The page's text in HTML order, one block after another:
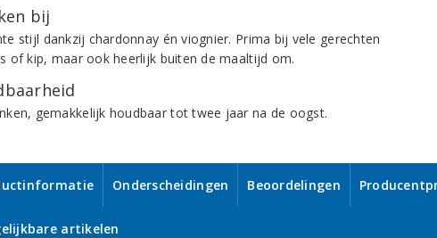
bij
stijl dankzij chardonnay én viognier. Prima bij vele gerechten
of kip, maar ook heerlijk buiten de maaltijd om.
gemakkelijk houdbaar tot twee jaar na de oogst.
Onderscheidingen Beoordelingen
artikelen